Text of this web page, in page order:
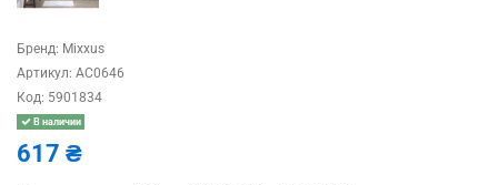
Бренд: Mixxus
Артикул: AC0646
Код: 5901834
В наличии
617 ₴